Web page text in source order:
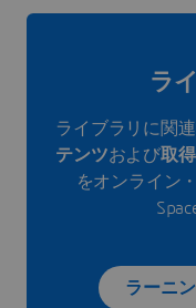
ラ
ライブラリに関
テンツおよび取
をオンライン
ラーニ